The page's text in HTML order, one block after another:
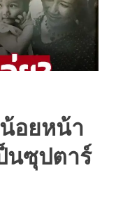
อยหน้า
นซุปตาร์